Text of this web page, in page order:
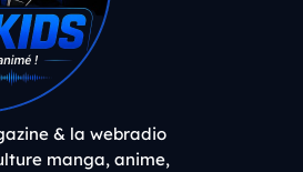
& la webradio
manga, anime,